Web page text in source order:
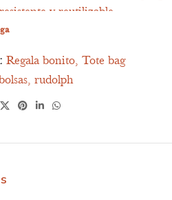
y reutilizable
lino natural
y ecológica
Regala bonito, Tote bag
, rudolph